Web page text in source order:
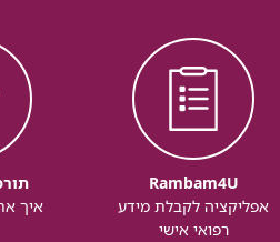
Rambam4U
אפליקציה לקבלת מידע
רפואי אישי
איך